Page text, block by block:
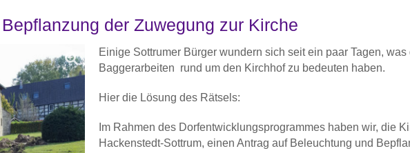
der Zuwegung zur Kirche
Einige Sottrumer Bürger wundern sich seit ein paar Tagen, was
Baggerarbeiten rund um den Kirchhof zu bedeuten haben.
Hier die Lösung des Rätsels:
Im Rahmen des Dorfentwicklungsprogrammes haben wir, die
Hackenstedt-Sottrum, einen Antrag auf Beleuchtung und